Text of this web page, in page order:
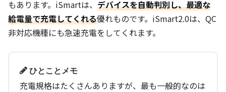
もあります。iSmartは、 デバイスを自動判別し、最適な
給電量で充電してくれる優れものです。iSmart2.0は、QC
非対応機種にも急速充電をしてくれます。
ひとことメモ
充電規格はたくさんありますが、最も一般的なのは